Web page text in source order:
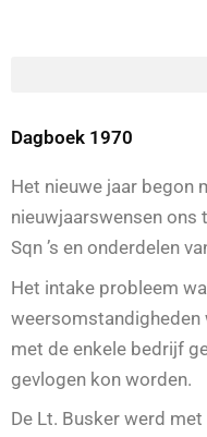
Dagboek 1970
Het nieuwe jaar begon
nieuwjaarswensen ons
Sqn ’s en onderdelen
Het intake probleem
weersomstandigheden
met de enkele bedrijf
gevlogen kon worden.
De Lt. Busker werd